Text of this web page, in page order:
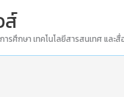
ส์
ารศึกษา เทคโนโลยีสารสนเทศ และ